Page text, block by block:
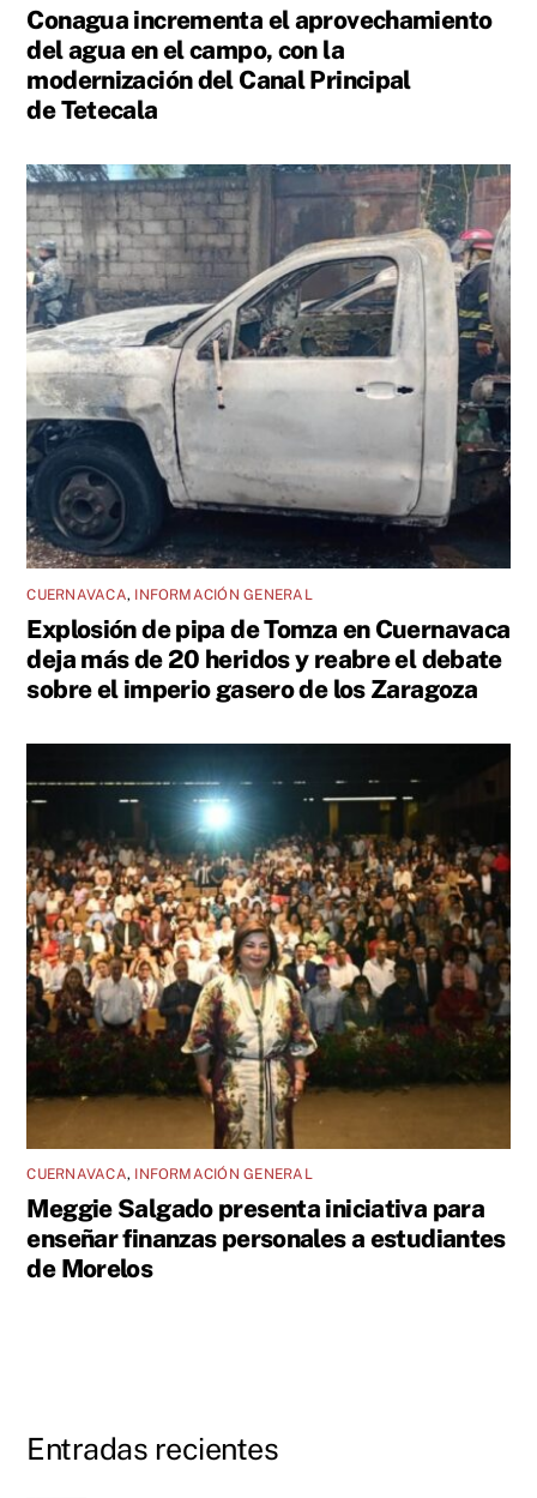
Conagua incrementa el aprovechamiento
del agua en el campo, con la
modernización del Canal Principal
de Tetecala
CUERNAVACA, INFORMACIÓN GENERAL
Explosión de pipa de Tomza en Cuernavaca
deja más de 20 heridos y reabre el debate
sobre el imperio gasero de los Zaragoza
CUERNAVACA, INFORMACIÓN GENERAL
Meggie Salgado presenta iniciativa para
enseñar finanzas personales a estudiantes
de Morelos
Entradas recientes